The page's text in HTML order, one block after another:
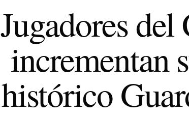
Jugadores
incrementan
histórico